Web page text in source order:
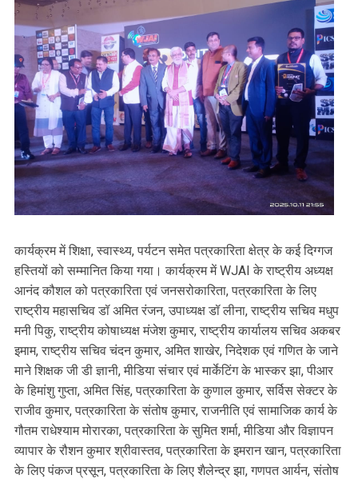
कार्यक्रम में शिक्षा, स्वास्थ्य, पर्यटन समेत पत्रकारिता क्षेत्र के कई दिग्गज
हस्तियों को सम्मानित किया गया। कार्यक्रम में WJAI के राष्ट्रीय अध्यक्ष
आनंद कौशल को पत्रकारिता एवं जनसरोकारिता, पत्रकारिता के लिए
राष्ट्रीय महासचिव डॉ अमित रंजन, उपाध्यक्ष डॉ लीना, राष्ट्रीय सचिव मधुप
मनी पिकु, राष्ट्रीय कोषाध्यक्ष मंजेश कुमार, राष्ट्रीय कार्यालय सचिव अकबर
इमाम, राष्ट्रीय सचिव चंदन कुमार, अमित शाखेर, निदेशक एवं गणित के जाने
माने शिक्षक जी डी ज्ञानी, मीडिया संचार एवं मार्केटिंग के भास्कर झा, पीआर
के हिमांशु गुप्ता, अमित सिंह, पत्रकारिता के कुणाल कुमार, सर्विस सेक्टर के
राजीव कुमार, पत्रकारिता के संतोष कुमार, राजनीति एवं सामाजिक कार्य के
गौतम राधेश्याम मोरारका, पत्रकारिता के सुमित शर्मा, मीडिया और विज्ञापन
व्यापार के रौशन कुमार श्रीवास्तव, पत्रकारिता के इमरान खान, पत्रकारिता
के लिए पंकज प्रसून, पत्रकारिता के लिए शैलेन्द्र झा, गणपत आर्यन, संतोष